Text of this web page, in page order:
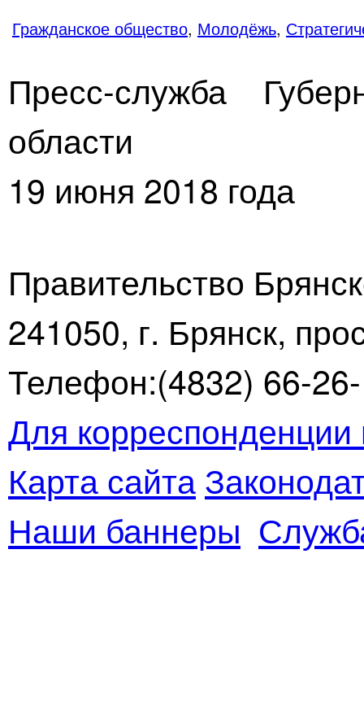
Гражданское общество, Молодёжь,
Пресс-служба
области
19 июня 2018 года
Правительство
241050, г. Брянск,
Телефон:(4832) 66-
Для
Карта сайта
Наши баннеры